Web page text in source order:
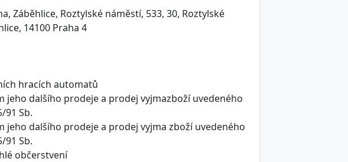
Záběhlice, Roztylské náměstí, 533, 30, Roztylské
14100 Praha 4
hracích automatů
jeho dalšího prodeje a prodej vyjmazboží uvedeného
91 Sb.
jeho dalšího prodeje a prodej vyjma zboží uvedeného
91 Sb.
občerstvení